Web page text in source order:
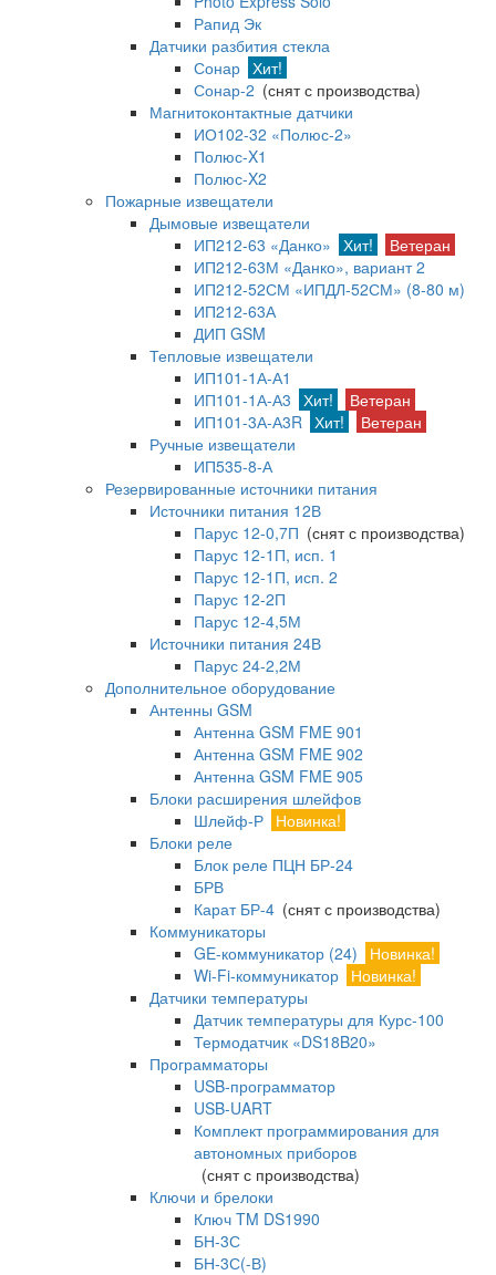
Рапид Эк
Датчики разбития стекла
Сонар Хит!
Сонар-2 (снят с производства)
Магнитоконтактные датчики
ИО102-32 «Полюс-2»
Полюс-X1
Полюс-X2
Пожарные извещатели
Дымовые извещатели
ИП212-63 «Данко» Хит!
Ветеран
ИП212-63М «Данко», вариант 2
ИП212-52СМ «ИПДЛ-52СМ» (8-80 м)
ИП212-63А
ДИП GSM
Тепловые извещатели
ИП101-1А-А1
ИП101-1А-А3 Хит!
Ветеран
ИП101-3А-А3R Хит!
Ветеран
Ручные извещатели
ИП535-8-А
Резервированные источники питания
Источники питания 12В
Парус 12-0,7П (снят с производства)
Парус 12-1П, исп. 1
Парус 12-1П, исп. 2
Парус 12-2П
Парус 12-4,5М
Источники питания 24В
Парус 24-2,2М
Дополнительное оборудование
Антенны GSM
Антенна GSM FME 901
Антенна GSM FME 902
Антенна GSM FME 905
Блоки расширения шлейфов
Шлейф-Р Новинка!
Блоки реле
Блок реле ПЦН БР-24
БРВ
Карат БР-4 (снят с производства)
Коммуникаторы
GE-коммуникатор (24)
Новинка!
Wi-Fi-коммуникатор Новинка!
Датчики температуры
Датчик температуры для Курс-100
Термодатчик «DS18B20»
Программаторы
USB-программатор
USB-UART
Комплект программирования для
автономных приборов
(снят с производства)
Ключи и брелоки
Ключ TM DS1990
БН-3С
БН-3С(-В)